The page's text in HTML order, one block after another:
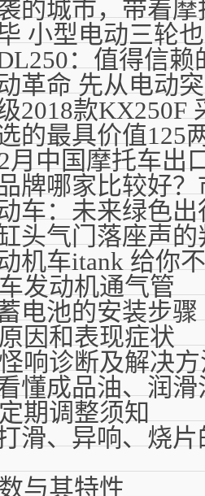
的城市，带着
小型电动三轮
：值得信赖
革命 先从电动
2018款KX250F
的最具价值125
月中国摩托车出
牌哪家比较好
车：未来绿色
头气门落座声的
机车itank 给你
发动机通气管
电池的安装步骤
因和表现症状
响诊断及解决
懂成品油、润
期调整须知
滑、异响、烧
与其特性